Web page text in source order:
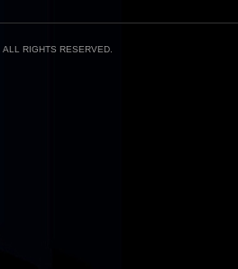
RIGHTS RESERVED.